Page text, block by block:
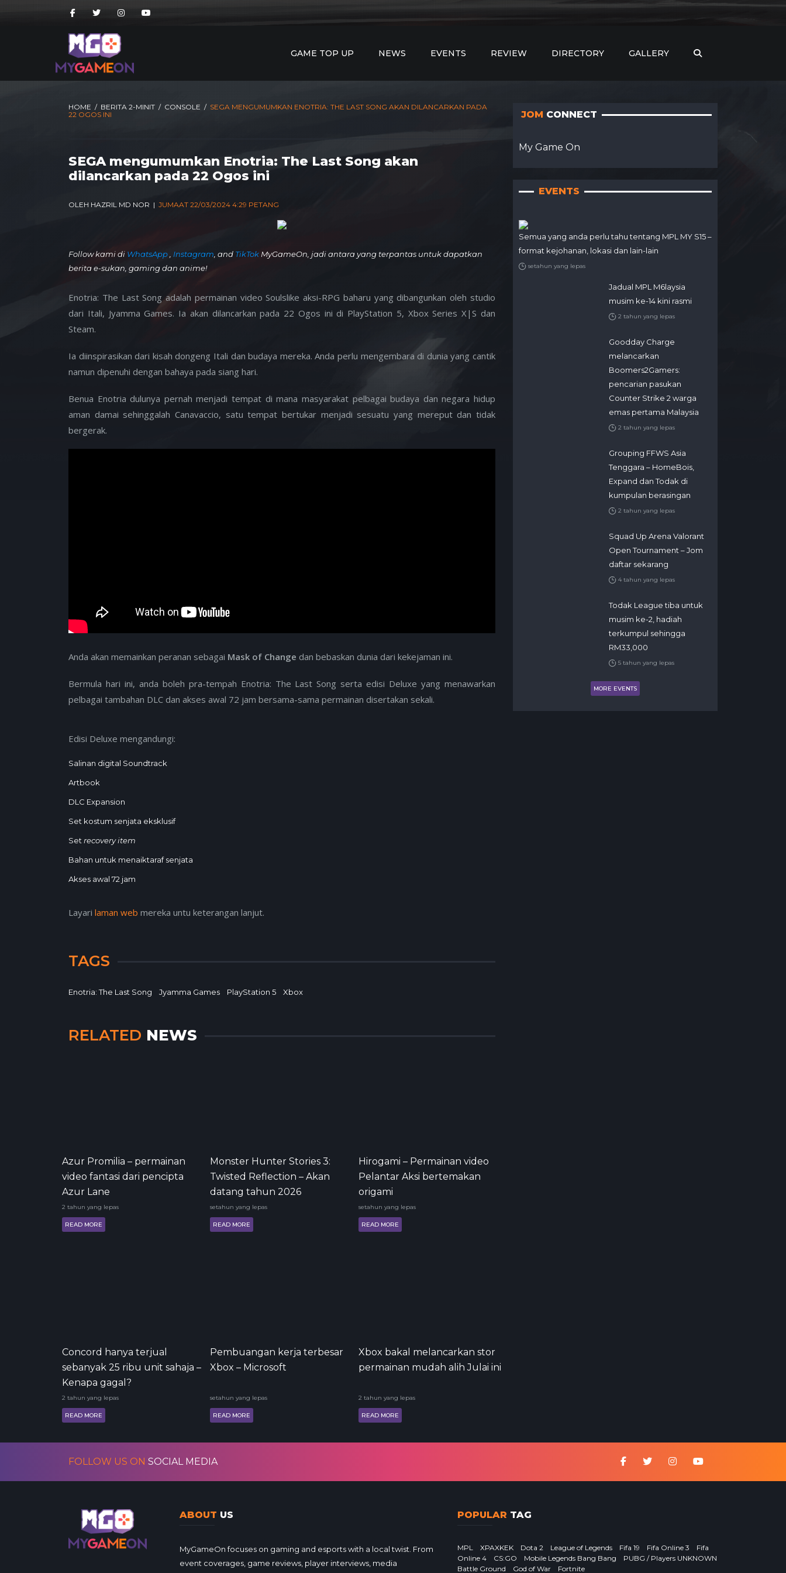
GAME TOP UP NEWS EVENTS REVIEW DIRECTORY GALLERY
HOME / BERITA 2-MINIT / CONSOLE / SEGA MENGUMUMKAN ENOTRIA: THE LAST SONG AKAN DILANCARKAN PADA
22 OGOS INI
SEGA mengumumkan Enotria: The Last Song akan
dilancarkan pada 22 Ogos ini
OLEH HAZRIL MD NOR | JUMAAT 22/03/2024 4:29 PETANG
Follow kami di WhatsApp Instagram , and TikTok MyGameOn, jadi antara yang terpantas untuk dapatkan
berita e-sukan, gaming dan anime!
Enotria: The Last Song adalah permainan video Soulslike aksi-RPG baharu yang dibangunkan oleh studio
dari Itali, Jyamma Games. Ia akan dilancarkan pada 22 Ogos ini di PlayStation 5, Xbox Series X|S dan
Steam.
Ia diinspirasikan dari kisah dongeng Itali dan budaya mereka. Anda perlu mengembara di dunia yang cantik
namun dipenuhi dengan bahaya pada siang hari.
Benua Enotria dulunya pernah menjadi tempat di mana masyarakat pelbagai budaya dan negara hidup
aman damai sehinggalah Canavaccio, satu tempat bertukar menjadi sesuatu yang mereput dan tidak
bergerak.
Anda akan memainkan peranan sebagai Mask of Change dan bebaskan dunia dari kekejaman ini.
Bermula hari ini, anda boleh pra-tempah Enotria: The Last Song serta edisi Deluxe yang menawarkan
pelbagai tambahan DLC dan akses awal 72 jam bersama-sama permainan disertakan sekali.
Edisi Deluxe mengandungi:
Salinan digital Soundtrack
Artbook
DLC Expansion
Set kostum senjata eksklusif
Set recovery item
Bahan untuk menaiktaraf senjata
Akses awal 72 jam
Layari laman web mereka untu keterangan lanjut.
TAGS
Enotria: The Last Song Jyamma Games PlayStation 5 Xbox
RELATED NEWS
Azur Promilia – permainan
video fantasi dari pencipta
Azur Lane
2 tahun yang lepas
READ MORE
Monster Hunter Stories 3:
Twisted Reflection – Akan
datang tahun 2026
setahun yang lepas
READ MORE
Hirogami – Permainan video
Pelantar Aksi bertemakan
origami
setahun yang lepas
READ MORE
Concord hanya terjual
sebanyak 25 ribu unit sahaja –
Kenapa gagal?
2 tahun yang lepas
READ MORE
Pembuangan kerja terbesar
Xbox – Microsoft
setahun yang lepas
READ MORE
Xbox bakal melancarkan stor
permainan mudah alih Julai ini
2 tahun yang lepas
READ MORE
JOM CONNECT
My Game On
EVENTS
Semua yang anda perlu tahu tentang MPL MY S15 –
format kejohanan, lokasi dan lain-lain
setahun yang lepas
Jadual MPL M6laysia
musim ke-14 kini rasmi
2 tahun yang lepas
Goodday Charge
melancarkan
Boomers2Gamers:
pencarian pasukan
Counter Strike 2 warga
emas pertama Malaysia
2 tahun yang lepas
Grouping FFWS Asia
Tenggara – HomeBois,
Expand dan Todak di
kumpulan berasingan
2 tahun yang lepas
Squad Up Arena Valorant
Open Tournament – Jom
daftar sekarang
4 tahun yang lepas
Todak League tiba untuk
musim ke-2, hadiah
terkumpul sehingga
RM33,000
5 tahun yang lepas
MORE EVENTS
FOLLOW US ON SOCIAL MEDIA
ABOUT US
MyGameOn focuses on gaming and esports with a local twist. From
event coverages, game reviews, player interviews, media
POPULAR TAG
MPL XPAXKEK Dota 2 League of Legends Fifa 19 Fifa Online 3
Fifa
Online 4
CS:GO Mobile Legends Bang Bang
PUBG / Players UNKNOWN
Battle Ground
God of War Fortnite